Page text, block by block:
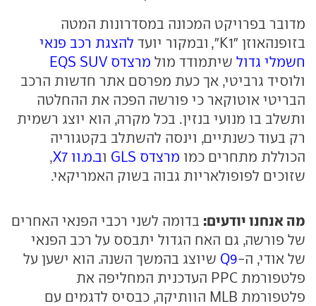
מדובר בפרויקט המכונה במסדרונות המטה
בזופנהאוזן "K1", ובמקור יועד
להצגת רכב פנאי
חשמלי גדול שיתמודד מול מרצדס EQS SUV
ולוסיד גרביטי, אך כעת מפרסם אתר חדשות הרכב
הבריטי אוטוקאר כי פורשה הפכה את ההחלטה
ותשלב בו מנועי בנזין. בכל מקרה, הוא יוצג רשמית
רק בעוד כשנתיים, וינסה להשתלב בקטגוריה
הכוללת מתחרים כמו מרצדס GLS וב.מ.וו X7
,
שזוכים לפופולאריות גבוה בשוק האמריקאי.
מה אנחנו יודעים: בדומה לשני רכבי הפנאי האחרים
של פורשה, גם האח הגדול יתבסס על רכב הפנאי
של אודי, ה-Q9 שיוצג בהמשך השנה. הוא ישען על
פלטפורמת PPC העדכנית המחליפה את
פלטפורמת MLB הוותיקה, כבסיס לדגמים עם